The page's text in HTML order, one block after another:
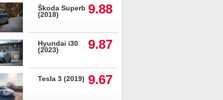
Škoda Superb
(2018)
9.88
Hyundai i30
(2023)
9.87
Tesla 3 (2019) 9.67